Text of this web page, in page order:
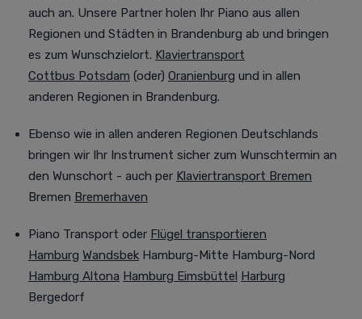
auch an. Unsere Partner holen Ihr Piano aus allen
Regionen und Städten in Brandenburg ab und bringen
es zum Wunschzielort. Klaviertransport
Cottbus Potsdam (oder) Oranienburg und in allen
anderen Regionen in Brandenburg.
Ebenso wie in allen anderen Regionen Deutschlands
bringen wir Ihr Instrument sicher zum Wunschtermin an
den Wunschort - auch per Klaviertransport Bremen
Bremen Bremerhaven
Piano Transport oder Flügel transportieren
Hamburg Wandsbek Hamburg-Mitte Hamburg-Nord
Hamburg Altona Hamburg Eimsbüttel Harburg
Bergedorf